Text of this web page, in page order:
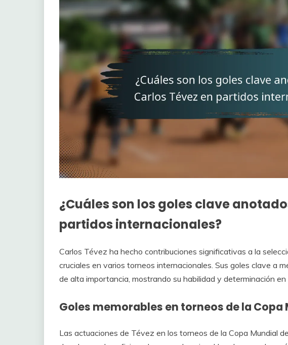
¿Cuáles son los goles clave
partidos internacionales?
Carlos Tévez ha hecho contribuciones significativas a la
cruciales en varios torneos internacionales. Sus goles clave a
de alta importancia, mostrando su habilidad y determinación en
Goles memorables en torneos de la Copa
Las actuaciones de Tévez en los torneos de la Copa Mundial